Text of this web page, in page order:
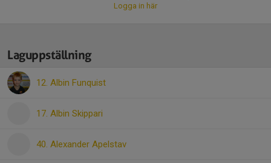
Logga in här
Laguppställning
12. Albin Funquist
17. Albin Skippari
40. Alexander Apelstav